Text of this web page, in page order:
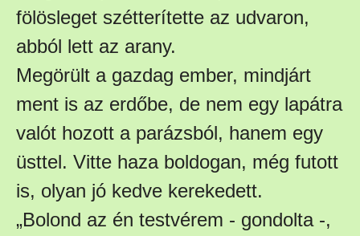
fölösleget szétterítette az udvaron,
abból lett az arany.
Megörült a gazdag ember, mindjárt
ment is az erdőbe, de nem egy lapátra
valót hozott a parázsból, hanem egy
üsttel. Vitte haza boldogan, még futott
is, olyan jó kedve kerekedett.
„Bolond az én testvérem - gondolta -,